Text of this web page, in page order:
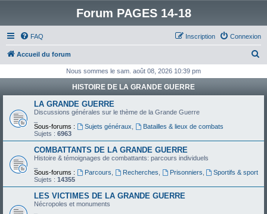
Forum PAGES 14-18
FAQ Connexion
Inscription
Accueil du forum
h
c
Nous sommes le sam. août 08, 2026 10:39 pm
HISTOIRE DE LA GRANDE GUERRE
LA GRANDE GUERRE
Discussions générales sur le thème de la Grande Guerre
Sous-forums :
Sujets généraux
Batailles & lieux de combats
Sujets : 6963
COMBATTANTS DE LA GRANDE GUERRE
Histoire & témoignages de combattants: parcours individuels
Sous-forums :
Parcours Recherches Prisonniers
Sportifs & sport
Sujets : 14355
LES VICTIMES DE LA GRANDE GUERRE
Nécropoles et monuments